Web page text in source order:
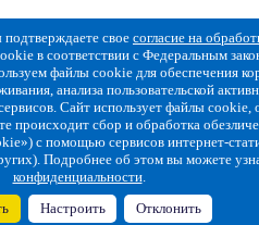
подтверждаете свое согласие на
в соответствии с Федеральным
файлы cookie для обеспечения
анализа пользовательской
Сайт использует файлы cookie,
происходит сбор и обработка
с помощью сервисов интернет-
Подробнее об этом вы можете
конфиденциальности.
Настроить Отклонить